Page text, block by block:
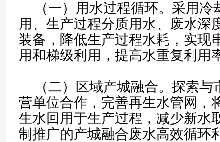
（一）用水过程循环。采用
用、生产过程分质用水、废水深
装备，降低生产过程水耗，实现
用和梯级利用，提高水重复利用
（二）区域产城融合。探索
营单位合作，完善再生水管网，
生水回用于生产过程，减少新水
制推广的产城融合废水高效循环